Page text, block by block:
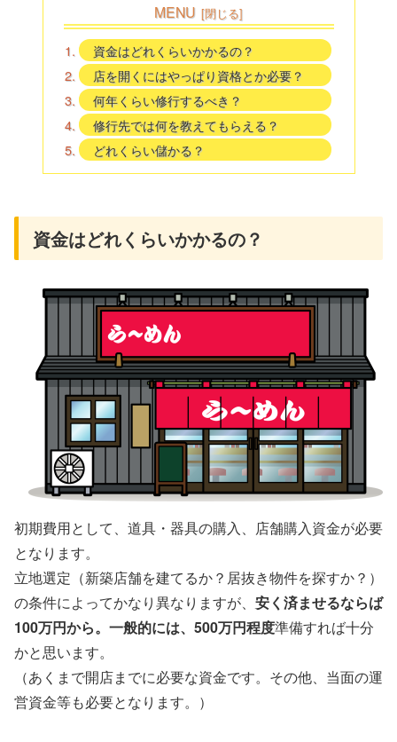
MENU
資金はどれくらいかかるの？
店を開くにはやっぱり資格とか必要？
何年くらい修行するべき？
修行先では何を教えてもらえる？
どれくらい儲かる？
資金はどれくらいかかるの？
初期費用として、道具・器具の購入、店舗購入資金が必要
となります。
立地選定（新築店舗を建てるか？居抜き物件を探すか？）
の条件によってかなり異なりますが、 安く済ませるならば
100万円から。一般的には、500万円程度準備すれば十分
かと思います。
（あくまで開店までに必要な資金です。その他、当面の運
営資金等も必要となります。）